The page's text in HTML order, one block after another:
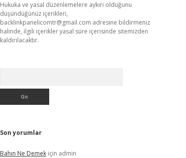
Hukuka ve yasal düzenlemelere aykırı olduğunu
düşündüğünüz içerikleri,
backlinkpanelicomtr@gmail.com adresine bildirmeniz
halinde, ilgili içerikler yasal süre içerisinde sitemizden
kaldırılacaktır.
Son yorumlar
Bahın Ne Demekiçin admin